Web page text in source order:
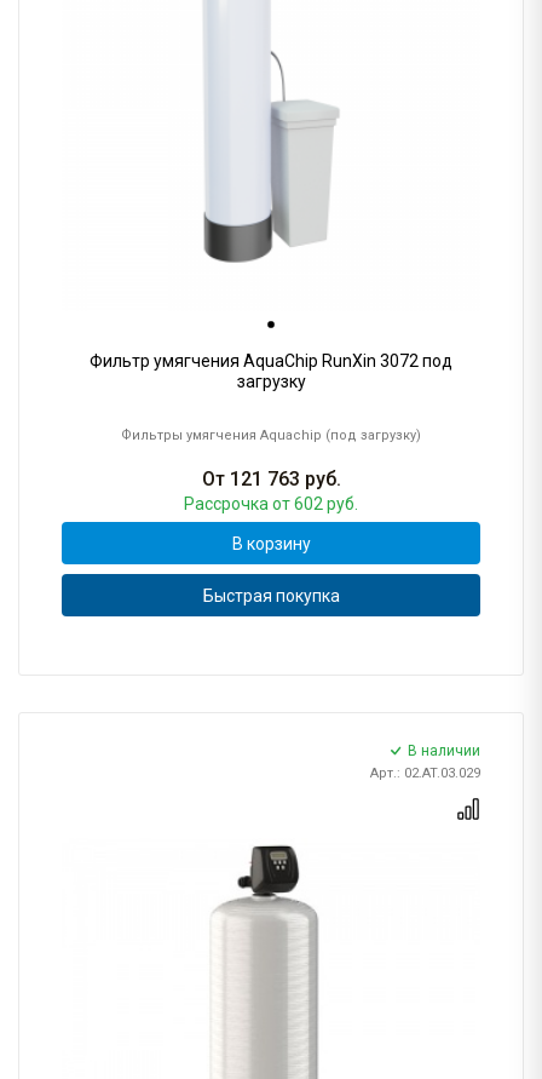
Фильтр умягчения AquaChip RunXin 3072 под
загрузку
Фильтры умягчения Aquachip (под загрузку)
От 121 763 руб.
Рассрочка от 602 руб.
В корзину
Быстрая покупка
В наличии
Арт.: 02.AT.03.029